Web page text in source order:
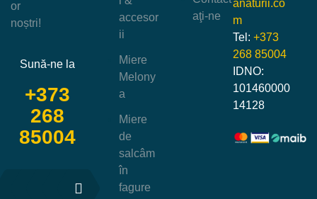
accesor
ii
Miere
Melony
a
Miere
de
salcâm
în
fagure
aţi-ne
or
noștri!
Sună-ne la
+373
268
85004
anaturii.co
m
Tel: +373
268 85004
IDNO:
101460000
14128